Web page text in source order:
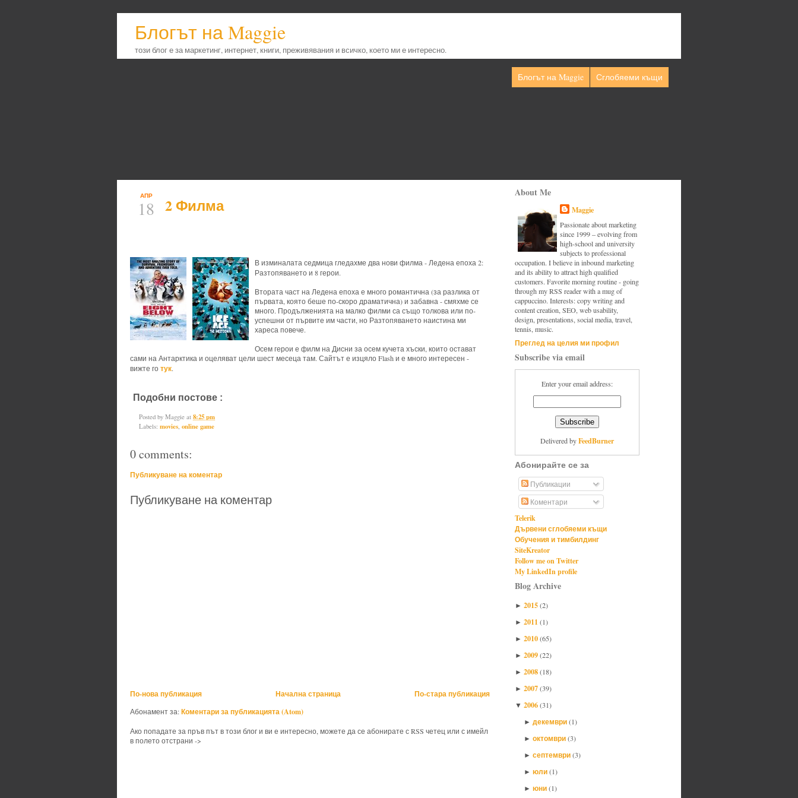
Блогът на Maggie
този блог е за маркетинг, интернет, книги, преживявания и всичко, което ми е интересно.
Блогът на Maggie Сглобяеми къщи
АПР
18 2 Филма
В изминалата седмица гледахме два нови филма - Ледена епоха 2:
Разтопяването и 8 герои.
Втората част на Ледена епоха е много романтична (за разлика от
първата, която беше по-скоро драматична) и забавна - смяхме се
много. Продълженията на малко филми са също толкова или по-
успешни от първите им части, но Разтопяването наистина ми
хареса повече.
Осем герои е филм на Дисни за осем кучета хъски, които остават
сами на Антарктика и оцеляват цели шест месеца там. Сайтът е изцяло Flash и е много интересен -
вижте готук.
Подобни постове :
Posted by Maggie at 8:25 pm
Labels: movies, online game
0 comments:
Публикуване на коментар
Публикуване на коментар
По-нова публикация По-стара публикация
Начална страница
Абонамент за:Коментари за публикацията (Atom)
Ако попадате за пръв път в този блог и ви е интересно, можете да се абонирате с RSS четец или с имейл
в полето отстрани ->
About Me
Maggie
Passionate about marketing
since 1999 – evolving from
high-school and university
subjects to professional
occupation. I believe in inbound marketing
and its ability to attract high qualified
customers. Favorite morning routine - going
through my RSS reader with a mug of
cappuccino. Interests: copy writing and
content creation, SEO, web usability,
design, presentations, social media, travel,
tennis, music.
Преглед на целия ми профил
Subscribe via email
Enter your email address:
Delivered byFeedBurner
Абонирайте се за
Публикации
Коментари
Telerik
Дървени сглобяеми къщи
Обучения и тимбилдинг
SiteKreator
Follow me on Twitter
My LinkedIn profile
Blog Archive
► 2015(2)
► 2011(1)
► 2010(65)
► 2009(22)
► 2008(18)
► 2007(39)
▼ 2006(31)
► декември(1)
► октомври(3)
► септември(3)
► юли(1)
► юни(1)